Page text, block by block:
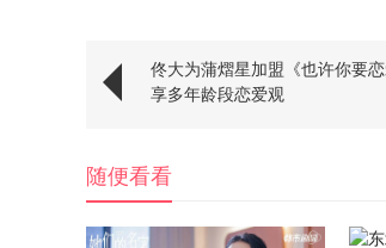
佟大为蒲熠星加盟《也许你要
享多年龄段恋爱观
随便看看